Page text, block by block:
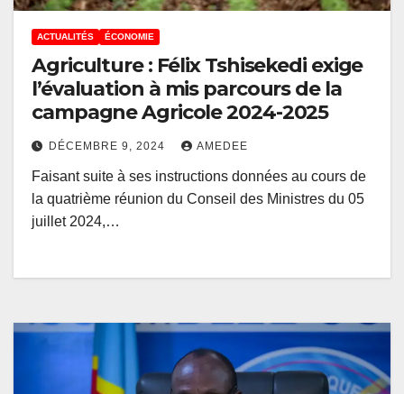
ACTUALITÉS ÉCONOMIE
Agriculture : Félix Tshisekedi exige
l’évaluation à mis parcours de la
campagne Agricole 2024-2025
DÉCEMBRE 9, 2024 AMEDEE
Faisant suite à ses instructions données au cours de
la quatrième réunion du Conseil des Ministres du 05
juillet 2024,…